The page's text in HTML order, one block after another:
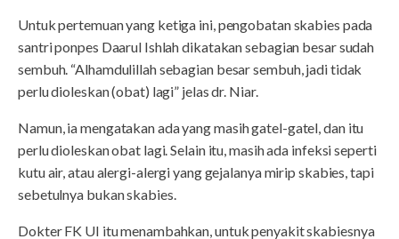
Untuk pertemuan yang ketiga ini, pengobatan skabies pada
santri ponpes Daarul Ishlah dikatakan sebagian besar sudah
sembuh. “Alhamdulillah sebagian besar sembuh, jadi tidak
perlu dioleskan (obat) lagi” jelas dr. Niar.
Namun, ia mengatakan ada yang masih gatel-gatel, dan itu
perlu dioleskan obat lagi. Selain itu, masih ada infeksi seperti
kutu air, atau alergi-alergi yang gejalanya mirip skabies, tapi
sebetulnya bukan skabies.
Dokter FK UI itu menambahkan, untuk penyakit skabiesnya